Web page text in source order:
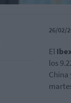
26/02/
El
los
China